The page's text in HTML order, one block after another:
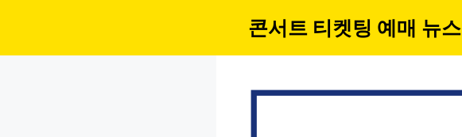
콘서트 티켓팅 예매 뉴스